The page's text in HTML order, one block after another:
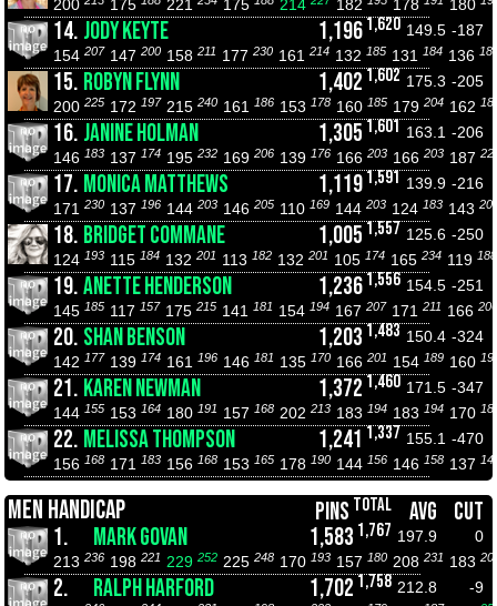
200
175 221 175 214 182 178 180
14. JODY KEYTE 1,1961,620 149.5 -187
154 207 147 200 158 211 177 230 161 214 132 185 131 184 136
15. ROBYN FLYNN 1,402 1,602 175.3 -205
200 225 172 197 215 240 161 186 153 178 160 185 179 204 162
16. JANINE HOLMAN 1,305 1,601 163.1 -206
146 183 137 174 195 232 169 206 139 176 166 203 166 203 187
17. MONICA MATTHEWS 1,1191,591 139.9 -216
171 230 137 196 144 203 146 205 110 169 144 203 124 183 143
18. BRIDGET COMMANE 1,005 1,557 125.6 -250
124 193 115 184 132 201 113 182 132 201 105 174 165 234 119 188
19.ANETTE HENDERSON 1,2361,556 154.5 -251
145 185 117 157 175 215 141 181 154 194 167 207 171 211 166 206
20. SHAN BENSON 1,203 1,483 150.4 -324
142 177 139 174 161 196 146 181 135 170 166 201 154 189 160
21. KAREN NEWMAN 1,372 1,460 171.5 -347
144 155 153 164 180 191 157 168 202 213 183 194 183 194 170
22. MELISSA THOMPSON 1,241 1,337 155.1 -470
156 168 171 183 156 168 153 165 178 190 144 156 146 158 137
MEN HANDICAP PINS TOTAL AVG
CUT
1.
MARK GOVAN 1,583 1,767 197.9
0
213 236 198 221 229 252 225 248 170 193 157 180 208 231 183
2. RALPH HARFORD 1,702 1,758 212.8
-9